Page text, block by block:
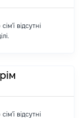
відсутні
відсутні